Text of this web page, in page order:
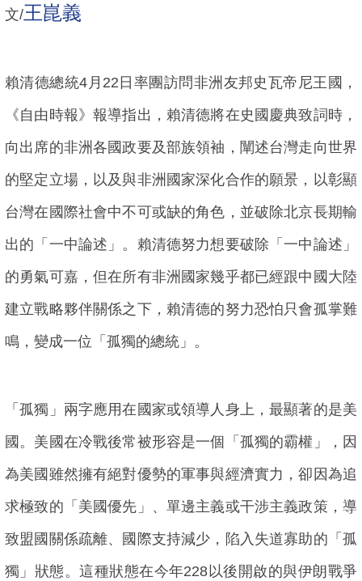
文/王崑義
賴清德總統4月22日率團訪問非洲友邦史瓦帝尼王國，
《自由時報》報導指出，賴清德將在史國慶典致詞時，
向出席的非洲各國政要及部族領袖，闡述台灣走向世界
的堅定立場，以及與非洲國家深化合作的願景，以彰顯
台灣在國際社會中不可或缺的角色，並破除北京長期輸
出的「一中論述」。賴清德努力想要破除「一中論述」
的勇氣可嘉，但在所有非洲國家幾乎都已經跟中國大陸
建立戰略夥伴關係之下，賴清德的努力恐怕只會孤掌難
鳴，變成一位「孤獨的總統」。
「孤獨」兩字應用在國家或領導人身上，最顯著的是美
國。美國在冷戰後常被形容是一個「孤獨的霸權」，因
為美國雖然擁有絕對優勢的軍事與經濟實力，卻因為追
求極致的「美國優先」、單邊主義或干涉主義政策，導
致盟國關係疏離、國際支持減少，陷入失道寡助的「孤
獨」狀態。這種狀態在今年228以後開啟的與伊朗戰爭